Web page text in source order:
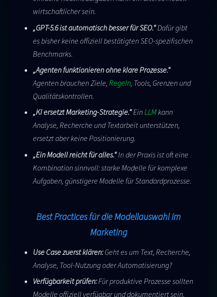
wirtschaftlicher sein.
„GPT-5.6 ist automatisch besser für SEO.“Dafür gibt
es bisher keine offiziell bestätigten SEO-spezifischen
Benchmarks.
„Agenten funktionieren ohne klare Prozesse.“
Agenten brauchen Ziele, Regeln, Tools, Grenzen und
Qualitätskontrollen.
„KI ersetzt Marketing-Strategie.“EinLLMkann
Analyse, Recherche und Textarbeit unterstützen,
ersetzt aber keine Positionierung.
„Ein Modell reicht für alles.“In der Praxis ist oft eine
Kombination sinnvoll: starke Modelle für komplexe
Aufgaben, günstigere Modelle für Standardprozesse.
Best Practices für die Modellauswahl im
Marketing
Use Case zuerst klären:Geht es um Text, Recherche,
Analyse, Tool-Nutzung oder Automatisierung?
Verfügbarkeit prüfen:Für produktive Prozesse sollten
Modelle offiziell verfügbar und dokumentiert sein.